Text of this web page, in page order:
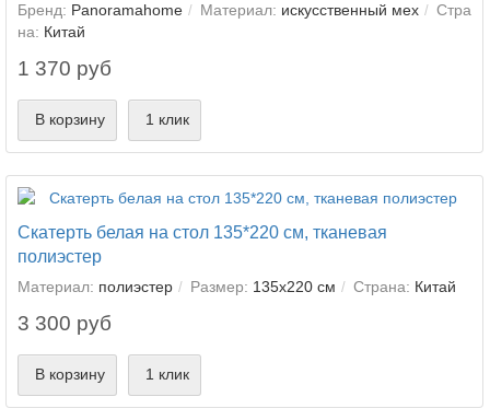
Бренд: Panoramahome Материал: искусственный мех
Стра
на: Китай
1 370 руб
В корзину 1 клик
Скатерть белая на стол 135*220 см, тканевая
полиэстер
Материал: полиэстер Размер: 135х220 см Страна: Китай
3 300 руб
В корзину 1 клик